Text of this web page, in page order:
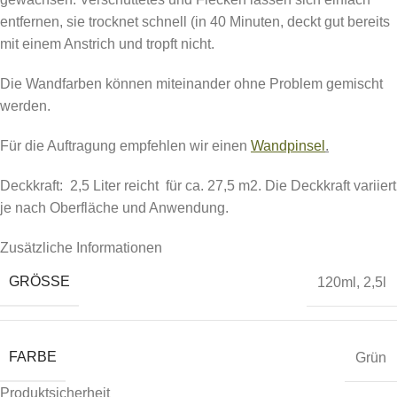
entfernen, sie trocknet schnell (in 40 Minuten, deckt gut bereits
mit einem Anstrich und tropft nicht.
Die Wandfarben können miteinander ohne Problem gemischt
werden.
Für die Auftragung empfehlen wir einen Wandpinsel .
Deckkraft: 2,5 Liter reicht für ca. 27,5 m2. Die Deckkraft variiert
je nach Oberfläche und Anwendung.
Zusätzliche Informationen
GRÖSSE 120ml , 2,5l
FARBE Grün
Produktsicherheit